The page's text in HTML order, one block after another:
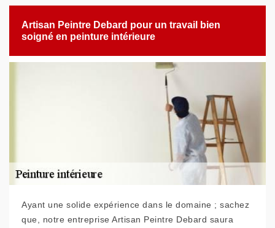
Artisan Peintre Debard pour un travail bien
soigné en peinture intérieure
Ayant une solide expérience dans le domaine ; sachez
que, notre entreprise Artisan Peintre Debard saura